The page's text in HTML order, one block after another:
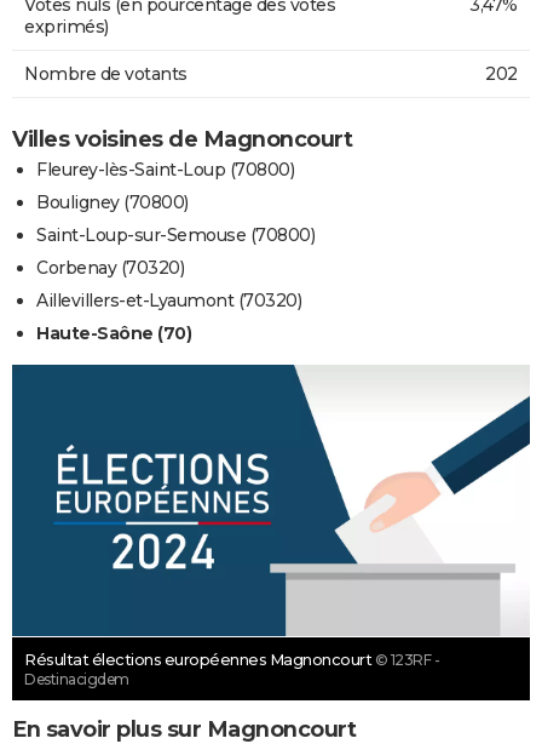
Votes nuls (en pourcentage des votes
exprimés)
3,47%
Nombre de votants 202
Villes voisines de Magnoncourt
Fleurey-lès-Saint-Loup (70800)
Bouligney (70800)
Saint-Loup-sur-Semouse (70800)
Corbenay (70320)
Aillevillers-et-Lyaumont (70320)
Haute-Saône (70)
Résultat élections européennes Magnoncourt © 123RF -
Destinacigdem
En savoir plus sur Magnoncourt